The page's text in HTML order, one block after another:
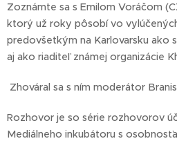
Zoznámte sa s Emilom Voráčom
ktorý už roky pôsobí vo
predovšetkým na Karlovarsku ako
aj ako riaditeľ známej organizácie
Zhováral sa s ním moderátor
Rozhovor je so série rozhovorov
Mediálneho inkubátoru s